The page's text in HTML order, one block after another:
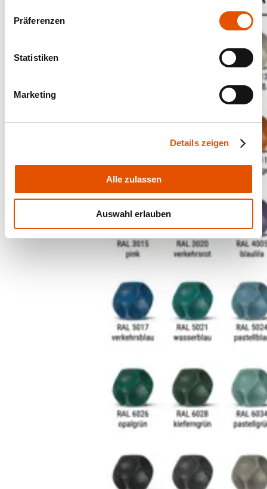
Präferenzen
Statistiken
Marketing
Details zeigen
Alle zulassen
Auswahl erlauben